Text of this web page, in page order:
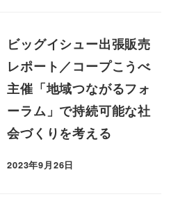
ビッグイシュー出張販売
レポート／コープこうべ
主催「地域つながるフォ
ーラム」で持続可能な社
会づくりを考える
2023年9月26日